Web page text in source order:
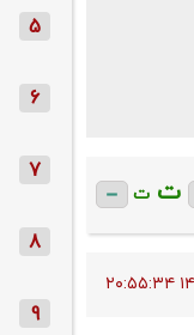
ت ت
5
6
7
8
9